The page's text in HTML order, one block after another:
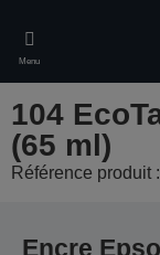
main
content
Menu
104
(65 ml)
Référence produit
Encre